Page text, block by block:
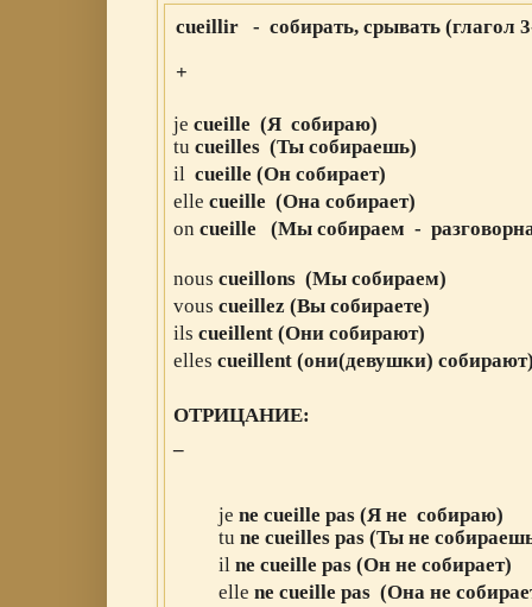
cueillir - собирать, срывать (глагол
+
jе cueille (Я собираю)
tu cueilles (Ты собираешь)
il cueille (Он собирает)
elle cueille (Она собирает)
on cueille (Мы собираем -
nous cueillons (Мы собираем)
vous cueillez (Вы собираете)
ils cueillent (Они собирают)
elles cueillent (они(девушки) собирают
ОТРИЦАНИЕ:
jе ne cueille pas (Я не собираю)
tu ne cueilles pas (Ты не собира
il ne cueille pas (Он не собирает)
elle ne cueille pas (Она не собира